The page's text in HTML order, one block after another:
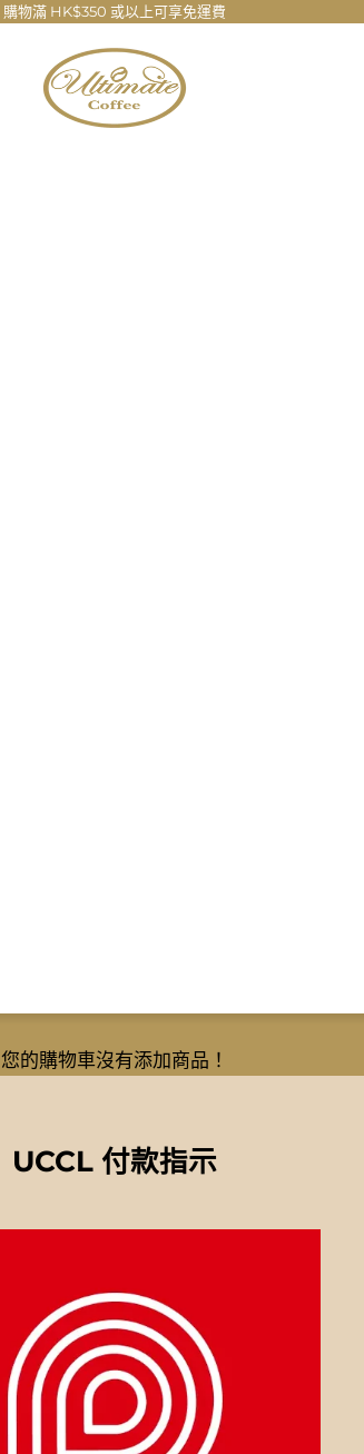
購物滿 HK$350 或以上可享免運費
Ultimate Coffee Company Limited
您的購物車沒有添加商品！
UCCL 付款指示